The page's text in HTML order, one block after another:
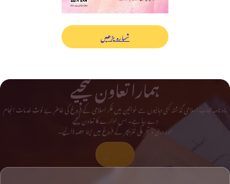
شمارہ پڑھیں
ہمارا تعاون کیجیے
ماہ نامہ حجاب اسلامی گذشتہ کئی دہائیوں سے خواتین میں فکر اسلامی کے فروغ کی خاطر بے لوث خدمات انجام
دے رہا ہے۔ اس ادارے کا تعاون کیجیے
اور دینی و تحریکی لٹریچر کے فروغ میں اپنا حصہ ڈالیے۔